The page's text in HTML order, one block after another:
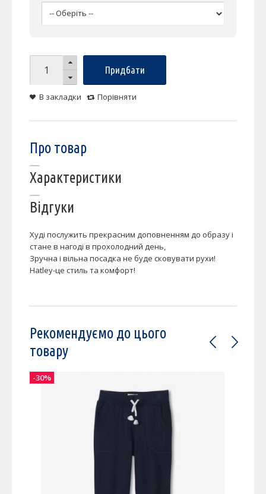
Придбати
В закладки Порівняти
Про товар
Характеристики
Відгуки
Худі послужить прекрасним доповненням до образу і
стане в нагоді в прохолодний день,
Зручна і вільна посадка не буде сковувати рухи!
Hatley-це стиль та комфорт!
Рекомендуємо до цього
товару
-30%